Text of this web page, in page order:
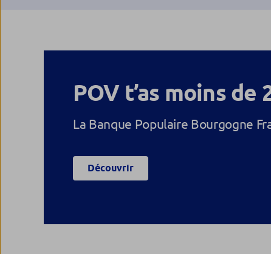
POV t’as moins de
La Banque Populaire Bourgogne
Découvrir